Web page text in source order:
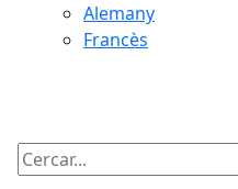
Alemany
Francès
Cercar: